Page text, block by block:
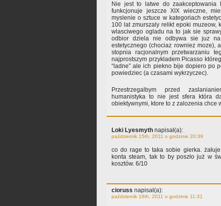
Nie jest to latwe do zaakceptowania
funkcjonuje jeszcze XIX wieczne,
myslenie o sztuce w kategoriach
100 lat zmurszaly relikt epoki muzeow,
wlasciwego ogladu na to jak sie
odbior dziela nie odbywa sie juz
estetycznego (chociaz rowniez moze),
stopnia racjonalnym przetwarzaniu
najprostszym przykladem Picasso
“ladne” ale ich piekno bije dopiero po
powiedziec (a czasami wykrzyczec).
Przestrzegalbym przed
humanistyka to nie jest sfera która
obiektywnymi, ktore to z zalozenia chce
Loki Lyesmyth napisał(a):
październik 15th, 2011 o godzinie 20:39
co do rage to taka sobie gierka.
konta steam, tak to by poszło już w
kosztów. 6/10
cioruss napisał(a):
październik 16th, 2011 o godzinie 11:31